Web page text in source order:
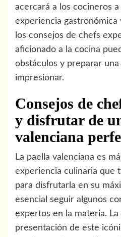
acercará a los cocineros
experiencia gastronómica
los consejos de chefs
aficionado a la cocina
obstáculos y preparar
impresionar.
Consejos de
y disfrutar de
valenciana
La paella valenciana es
experiencia culinaria que
para disfrutarla en su
esencial seguir algunos
expertos en la materia.
presentación de este